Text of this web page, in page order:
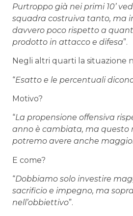
Purtroppo già nei primi 10’
squadra costruiva tanto, ma
davvero poco rispetto a
prodotto in attacco e difesa”.
Negli altri quarti la situazione
“Esatto e le percentuali
Motivo?
“La propensione offensiva
anno è cambiata, ma questo
potremo avere anche
E come?
“Dobbiamo solo investire
sacrificio e impegno, ma
nell’obbiettivo”.